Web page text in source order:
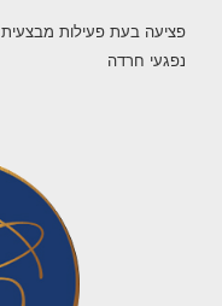
פציעה בעת פעילות מבצעית
נפגעי חרדה